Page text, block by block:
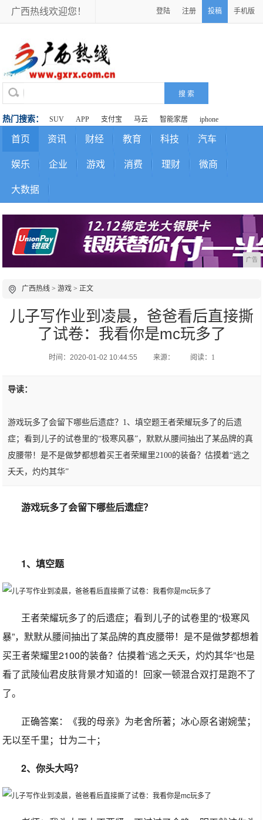
广西热线欢迎您！ 登陆 注册 投稿 手机版
热门搜索： SUV APP 支付宝 马云 智能家居 iphone
首页 资讯 财经 教育 科技 汽车
娱乐 企业 游戏 消费 理财 微商
大数据
广告
广西热线 >游戏 > 正文
儿子写作业到凌晨，爸爸看后直接撕
了试卷：我看你是mc玩多了
时间：2020-01-02 10:44:55 来源： 阅读：1
导读：
游戏玩多了会留下哪些后遗症？1、填空题王者荣耀玩多了的后遗
症；看到儿子的试卷里的“极寒风暴”，默默从腰间抽出了某品牌的真
皮腰带！是不是做梦都想着买王者荣耀里2100的装备？估摸着“逃之
夭夭，灼灼其华”
游戏玩多了会留下哪些后遗症？
1、填空题
王者荣耀玩多了的后遗症；看到儿子的试卷里的“极寒风
暴”，默默从腰间抽出了某品牌的真皮腰带！是不是做梦都想着
买王者荣耀里2100的装备？估摸着“逃之夭夭，灼灼其华”也是
看了武陵仙君皮肤背景才知道的！回家一顿混合双打是跑不了
了。
正确答案：《我的母亲》为老舍所著；冰心原名谢婉莹；
无以至千里；廿为二十；
2、你头大吗？